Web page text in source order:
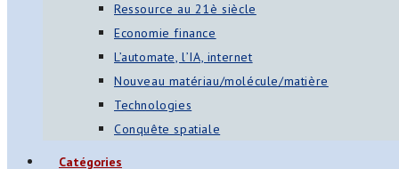
Ressource au 21è siècle
Economie finance
L’automate, l’IA, internet
Nouveau matériau/molécule/matière
Technologies
Conquête spatiale
Catégories